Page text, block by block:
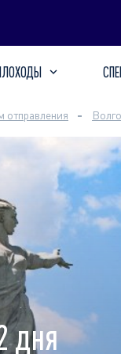
отправления
дня